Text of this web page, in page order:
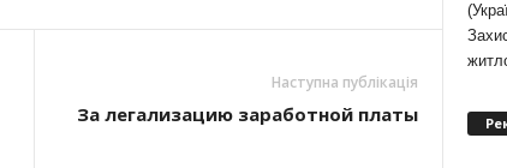
Наступна публікація
За легализацию заработной платы